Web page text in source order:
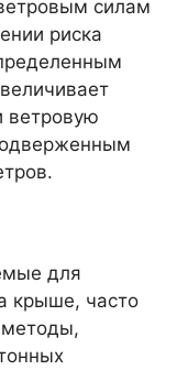
силам
риска
ветровую
для
крыше, часто